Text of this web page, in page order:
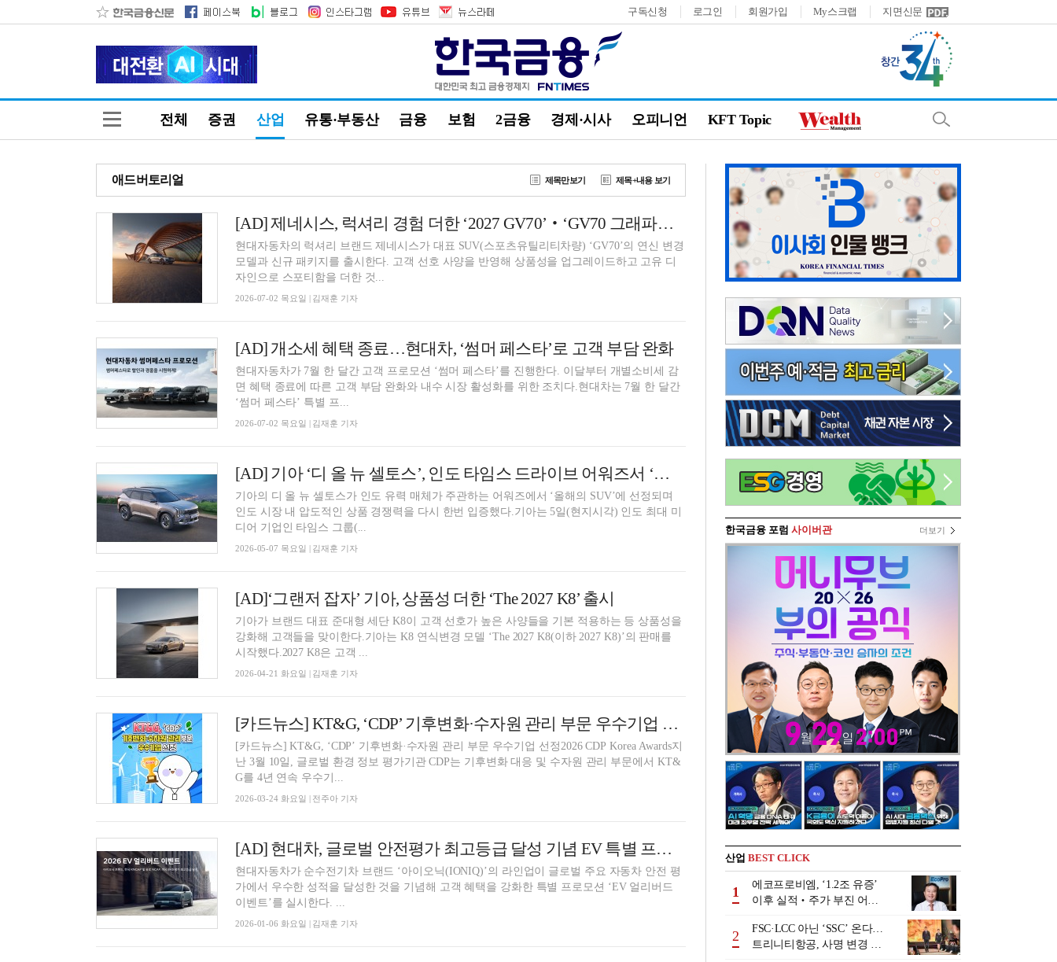
구독신청 로그인 회원가입 My스크랩 지면신문
전체 증권 산업 유통·부동산 금융 보험 2금융 경제·시사 오피니언 KFT Topic
애드버토리얼 제목만보기 제목+내용 보기
[AD] 제네시스, 럭셔리 경험 더한 ‘2027 GV70’‧‘GV70 그래파이트’ 출시
현대자동차의 럭셔리 브랜드 제네시스가 대표 SUV(스포츠유틸리티차량) ‘GV70’의 연신 변경
모델과 신규 패키지를 출시한다. 고객 선호 사양을 반영해 상품성을 업그레이드하고 고유 디
자인으로 스포티함을 더한 것...
2026-07-02 목요일 | 김재훈 기자
[AD] 개소세 혜택 종료…현대차, ‘썸머 페스타’로 고객 부담 완화
현대자동차가 7월 한 달간 고객 프로모션 ‘썸머 페스타’를 진행한다. 이달부터 개별소비세 감
면 혜택 종료에 따른 고객 부담 완화와 내수 시장 활성화를 위한 조치다.현대차는 7월 한 달간
‘썸머 페스타’ 특별 프...
2026-07-02 목요일 | 김재훈 기자
[AD] 기아 ‘디 올 뉴 셀토스’, 인도 타임스 드라이브 어워즈서 ‘올해의 SUV’ 선정
기아의 디 올 뉴 셀토스가 인도 유력 매체가 주관하는 어워즈에서 ‘올해의 SUV’에 선정되며
인도 시장 내 압도적인 상품 경쟁력을 다시 한번 입증했다.기아는 5일(현지시각) 인도 최대 미
디어 기업인 타임스 그룹(...
2026-05-07 목요일 | 김재훈 기자
[AD]‘그랜저 잡자’ 기아, 상품성 더한 ‘The 2027 K8’ 출시
기아가 브랜드 대표 준대형 세단 K8이 고객 선호가 높은 사양들을 기본 적용하는 등 상품성을
강화해 고객들을 맞이한다.기아는 K8 연식변경 모델 ‘The 2027 K8(이하 2027 K8)’의 판매를
시작했다.2027 K8은 고객 ...
2026-04-21 화요일 | 김재훈 기자
[카드뉴스] KT&G, ‘CDP’ 기후변화·수자원 관리 부문 우수기업 선정
[카드뉴스] KT&G, ‘CDP’ 기후변화·수자원 관리 부문 우수기업 선정2026 CDP Korea Awards지
난 3월 10일, 글로벌 환경 정보 평가기관 CDP는 기후변화 대응 및 수자원 관리 부문에서 KT&
G를 4년 연속 우수기...
2026-03-24 화요일 | 전주아 기자
[AD] 현대차, 글로벌 안전평가 최고등급 달성 기념 EV 특별 프로모션
현대자동차가 순수전기차 브랜드 ‘아이오닉(IONIQ)’의 라인업이 글로벌 주요 자동차 안전 평
가에서 우수한 성적을 달성한 것을 기념해 고객 혜택을 강화한 특별 프로모션 ‘EV 얼리버드
이벤트’를 실시한다. ...
2026-01-06 화요일 | 김재훈 기자
한국금융 포럼 사이버관 더보기
산업 BEST CLICK
1
에코프로비엠, ‘1.2조 유증’
이후 실적‧주가 부진 어쩌
2
FSC·LCC 아닌 ‘SSC’ 온다…
트리니티항공, 사명 변경 넘